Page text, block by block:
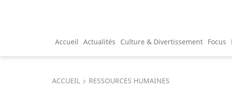
Accueil Actualités Culture & Divertissement Focus
ACCUEIL RESSOURCES HUMAINES